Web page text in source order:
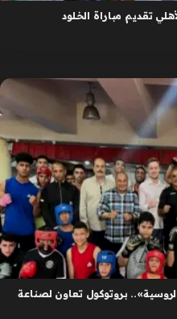
تقديم مباراة الخلود
بروتوكول تعاون لصناعة